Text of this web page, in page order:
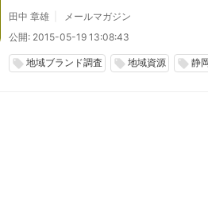
東名ＳＡ（静岡県）
田中 章雄
メールマガジン
公開: 2015-05-19 13:08:43
local_offer 地域ブランド調査 local_offer 地域資源 local_offer 静